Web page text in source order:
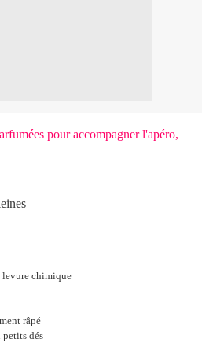
pour accompagner l'apéro,
levure chimique
râpé
petits dés